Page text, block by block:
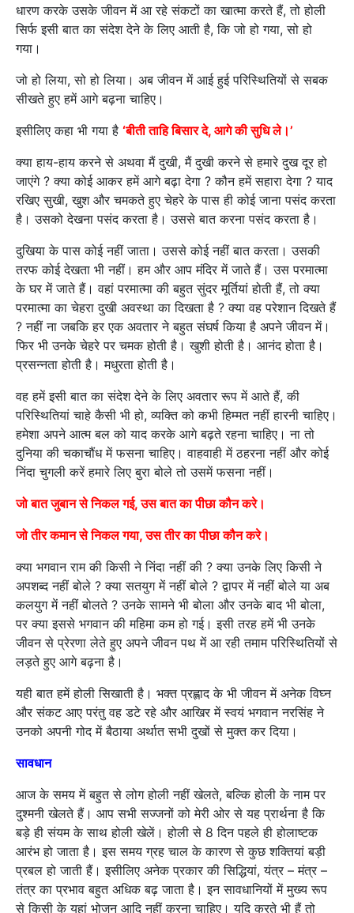
धारण करके उसके जीवन में आ रहे संकटों का खात्मा करते हैं, तो होली
सिर्फ इसी बात का संदेश देने के लिए आती है, कि जो हो गया, सो हो
गया।
जो हो लिया, सो हो लिया। अब जीवन में आई हुई परिस्थितियों से सबक
सीखते हुए हमें आगे बढ़ना चाहिए।
इसीलिए कहा भी गया है ‘बीती ताहि बिसार दे, आगे की सुधि ले।’
क्या हाय-हाय करने से अथवा मैं दुखी, मैं दुखी करने से हमारे दुख दूर हो
जाएंगे ? क्या कोई आकर हमें आगे बढ़ा देगा ? कौन हमें सहारा देगा ? याद
रखिए सुखी, खुश और चमकते हुए चेहरे के पास ही कोई जाना पसंद करता
है। उसको देखना पसंद करता है। उससे बात करना पसंद करता है।
दुखिया के पास कोई नहीं जाता। उससे कोई नहीं बात करता। उसकी
तरफ कोई देखता भी नहीं। हम और आप मंदिर में जाते हैं। उस परमात्मा
के घर में जाते हैं। वहां परमात्मा की बहुत सुंदर मूर्तियां होती हैं, तो क्या
परमात्मा का चेहरा दुखी अवस्था का दिखता है ? क्या वह परेशान दिखते हैं
? नहीं ना जबकि हर एक अवतार ने बहुत संघर्ष किया है अपने जीवन में।
फिर भी उनके चेहरे पर चमक होती है। खुशी होती है। आनंद होता है।
प्रसन्नता होती है। मधुरता होती है।
वह हमें इसी बात का संदेश देने के लिए अवतार रूप में आते हैं, की
परिस्थितियां चाहे कैसी भी हो, व्यक्ति को कभी हिम्मत नहीं हारनी चाहिए।
हमेशा अपने आत्म बल को याद करके आगे बढ़ते रहना चाहिए। ना तो
दुनिया की चकाचौंध में फसना चाहिए। वाहवाही में ठहरना नहीं और कोई
निंदा चुगली करें हमारे लिए बुरा बोले तो उसमें फसना नहीं।
जो बात जुबान से निकल गई, उस बात का पीछा कौन करे।
जो तीर कमान से निकल गया, उस तीर का पीछा कौन करे।
क्या भगवान राम की किसी ने निंदा नहीं की ? क्या उनके लिए किसी ने
अपशब्द नहीं बोले ? क्या सतयुग में नहीं बोले ? द्वापर में नहीं बोले या अब
कलयुग में नहीं बोलते ? उनके सामने भी बोला और उनके बाद भी बोला,
पर क्या इससे भगवान की महिमा कम हो गई। इसी तरह हमें भी उनके
जीवन से प्रेरणा लेते हुए अपने जीवन पथ में आ रही तमाम परिस्थितियों से
लड़ते हुए आगे बढ़ना है।
यही बात हमें होली सिखाती है। भक्त प्रह्लाद के भी जीवन में अनेक विघ्न
और संकट आए परंतु वह डटे रहे और आखिर में स्वयं भगवान नरसिंह ने
उनको अपनी गोद में बैठाया अर्थात सभी दुखों से मुक्त कर दिया।
सावधान
आज के समय में बहुत से लोग होली नहीं खेलते, बल्कि होली के नाम पर
दुश्मनी खेलते हैं। आप सभी सज्जनों को मेरी ओर से यह प्रार्थना है कि
बड़े ही संयम के साथ होली खेलें। होली से 8 दिन पहले ही होलाष्टक
आरंभ हो जाता है। इस समय ग्रह चाल के कारण से कुछ शक्तियां बड़ी
प्रबल हो जाती हैं। इसीलिए अनेक प्रकार की सिद्धियां, यंत्र – मंत्र –
तंत्र का प्रभाव बहुत अधिक बढ़ जाता है। इन सावधानियों में मुख्य रूप
से किसी के यहां भोजन आदि नहीं करना चाहिए। यदि करते भी हैं तो